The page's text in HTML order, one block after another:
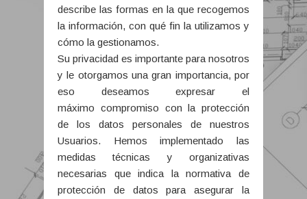
describe las formas en la que recogemos
la información, con qué fin la utilizamos y
cómo la gestionamos.
Su privacidad es importante para nosotros
y le otorgamos una gran importancia, por
eso deseamos expresar el
máximo compromiso con la protección
de los datos personales de nuestros
Usuarios. Hemos implementado las
medidas técnicas y organizativas
necesarias que indica la normativa de
protección de datos para asegurar la